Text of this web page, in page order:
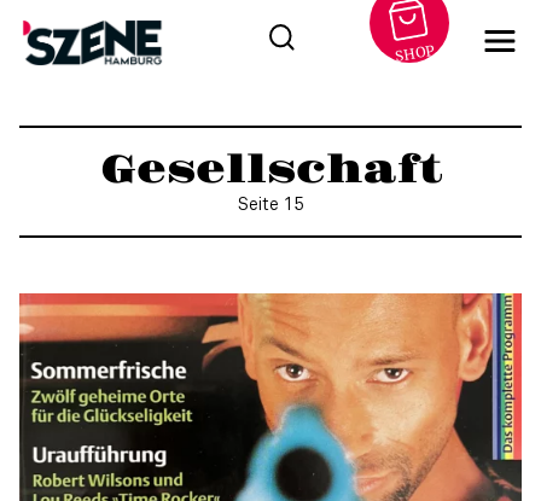
Inhalt
SHOP
Gesellschaft
Seite 15